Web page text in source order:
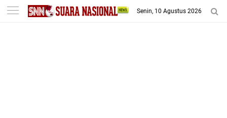
-->
Senin, 10 Agustus 2026